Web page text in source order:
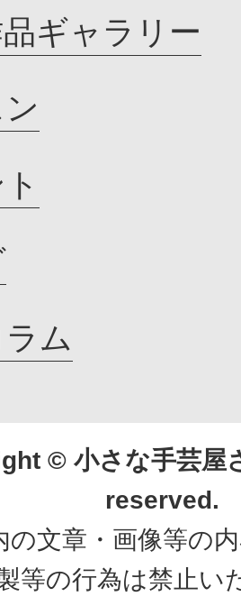
ギャラリー
ム
© 小さな手芸屋
reserved.
の文章・画像等の
等の行為は禁止い